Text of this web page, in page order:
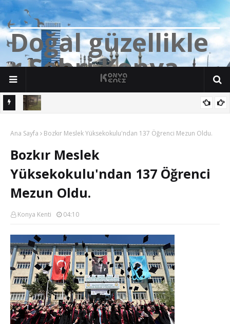
Doğalgüzellikle
rŞehriKonya
Ana Sayfa Bozkır Meslek Yüksekokulu'ndan 137 Öğrenci Mezun Oldu.
Bozkır Meslek
Yüksekokulu'ndan 137 Öğrenci
Mezun Oldu.
Konya Kenti 04:10